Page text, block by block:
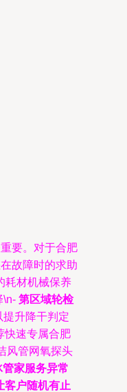
要。对于合肥
故障时的求助
耗材机械保养
\n- 第区域轮检
升降干判定
快速专属合肥
风管网氧探头
家服务异常
客户随机有止